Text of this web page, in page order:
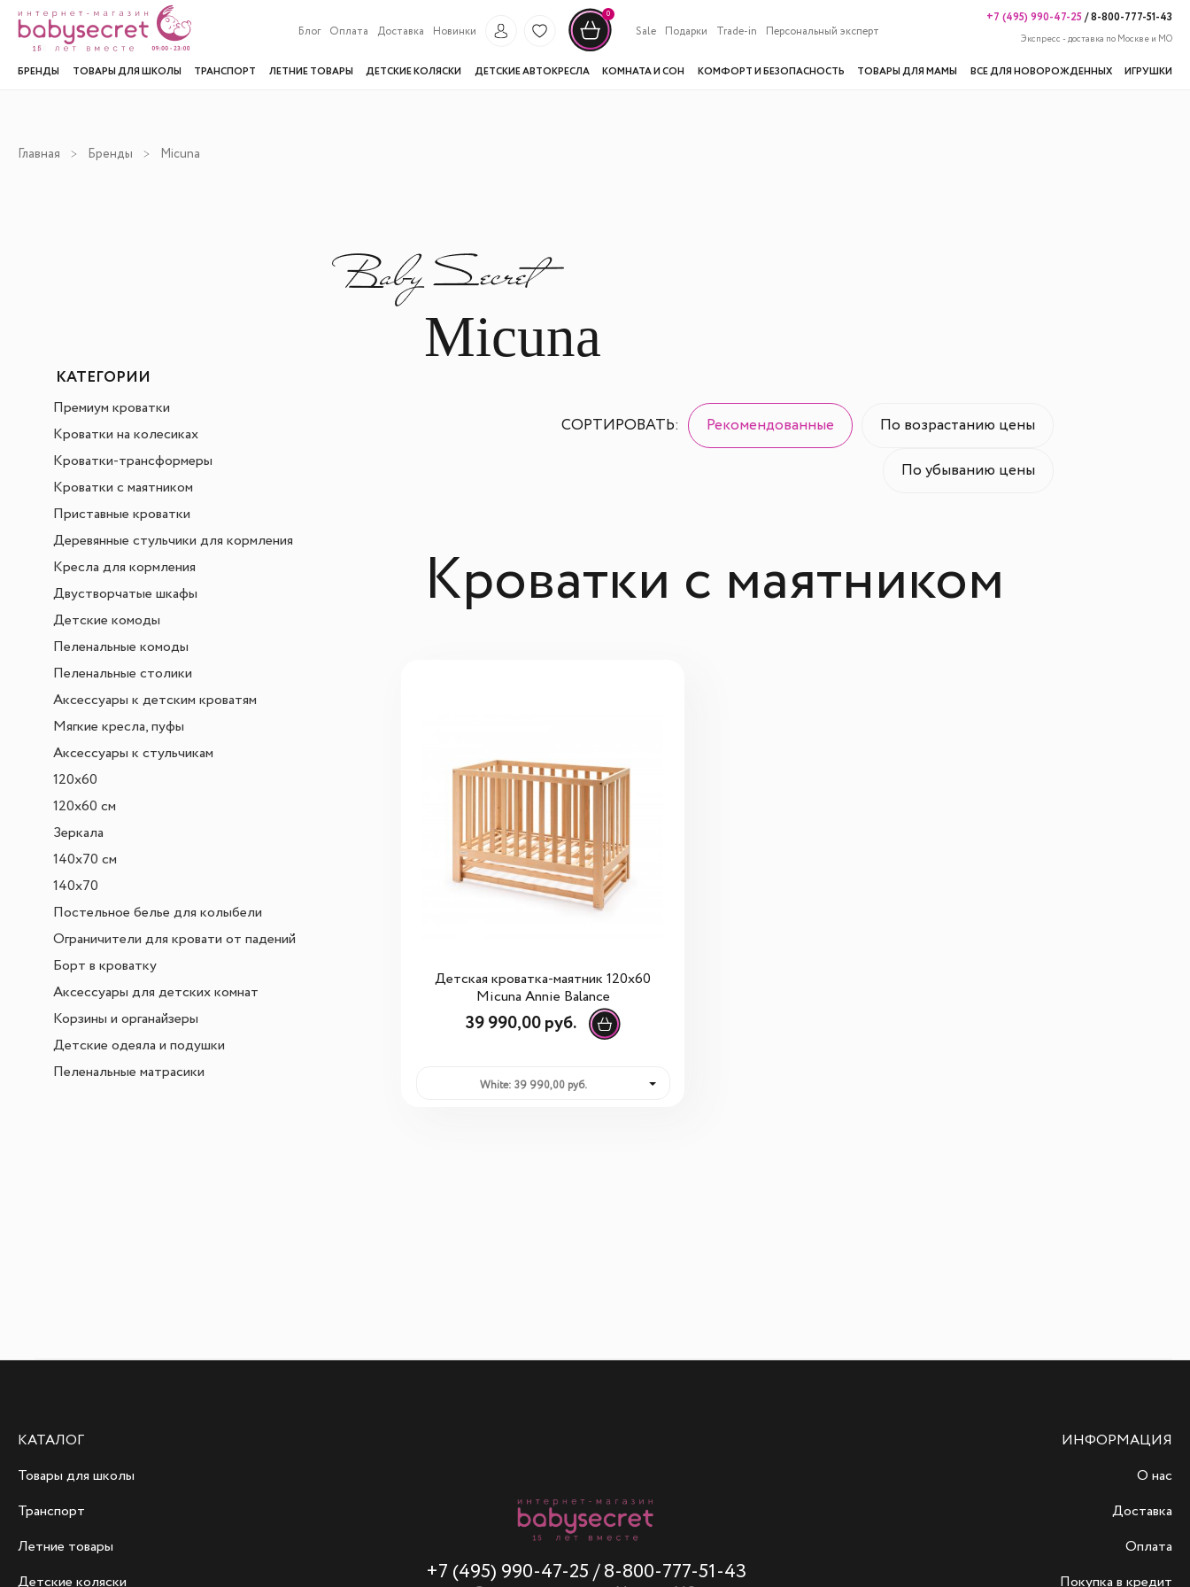
Блог Оплата Доставка Новинки
0
Sale Подарки Trade-in Персональный эксперт
+7 (495) 990-47-25/8-800-777-51-43
Экспресс - доставка по Москве и МО
БРЕНДЫ ТОВАРЫ ДЛЯ ШКОЛЫ ТРАНСПОРТ ЛЕТНИЕ ТОВАРЫ ДЕТСКИЕ КОЛЯСКИ ДЕТСКИЕ АВТОКРЕСЛА КОМНАТА И СОН КОМФОРТ И БЕЗОПАСНОСТЬ ТОВАРЫ ДЛЯ МАМЫ ВСЕ ДЛЯ НОВОРОЖДЕННЫХ ИГРУШКИ
Главная Бренды Micuna
КАТЕГОРИИ
Премиум кроватки
Кроватки на колесиках
Кроватки-трансформеры
Кроватки с маятником
Приставные кроватки
Деревянные стульчики для кормления
Кресла для кормления
Двустворчатые шкафы
Детские комоды
Пеленальные комоды
Пеленальные столики
Аксессуары к детским кроватям
Мягкие кресла, пуфы
Аксессуары к стульчикам
120х60
120х60 см
Зеркала
140х70 см
140х70
Постельное белье для колыбели
Ограничители для кровати от падений
Борт в кроватку
Аксессуары для детских комнат
Корзины и органайзеры
Детские одеяла и подушки
Пеленальные матрасики
Micuna
СОРТИРОВАТЬ: Рекомендованные По возрастанию цены
По убыванию цены
Кроватки с маятником
Детская кроватка-маятник 120х60
Micuna Annie Balance
39 990,00 руб.
White: 39 990,00 руб.
КАТАЛОГ
Товары для школы
Транспорт
Летние товары
Детские коляски
+7 (495) 990-47-25 / 8-800-777-51-43
ИНФОРМАЦИЯ
О нас
Доставка
Оплата
Покупка в кредит